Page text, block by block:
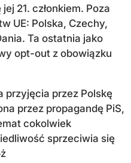
21. członkiem. Poza
UE: Polska, Czechy,
. Ta ostatnia jako
opt-out z obowiązku
przyjęcia przez Polskę
przez propagandę PiS,
cokolwiek
sprzeciwia się